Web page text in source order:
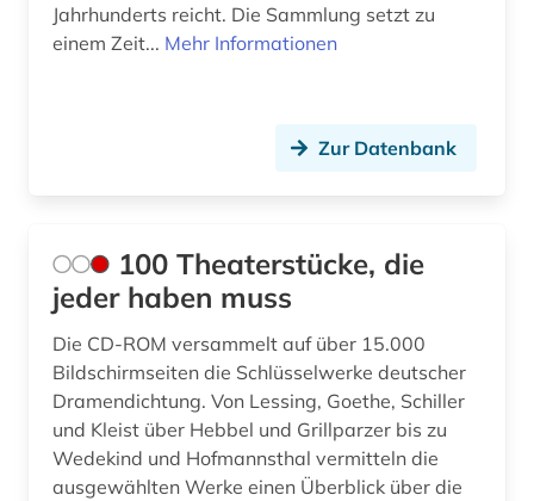
bahr (1)
bayerisch-schwaben (1)
bayern (7)
bedeutung (1)
belgien (4)
Thueringen (2)
Jahrhunderts reicht. Die Sammlung setzt zu
einem Zeit... Mehr Informationen
Zur Datenbank
100 Theaterstücke, die
jeder haben muss
Die CD-ROM versammelt auf über 15.000
Bildschirmseiten die Schlüsselwerke deutscher
Dramendichtung. Von Lessing, Goethe, Schiller
und Kleist über Hebbel und Grillparzer bis zu
Wedekind und Hofmannsthal vermitteln die
ausgewählten Werke einen Überblick über die